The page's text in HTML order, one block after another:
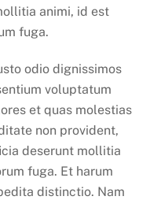
animi, id est
fuga.
odio dignissimos
voluptatum
et quas molestias
non provident,
deserunt mollitia
fuga. Et harum
distinctio. Nam